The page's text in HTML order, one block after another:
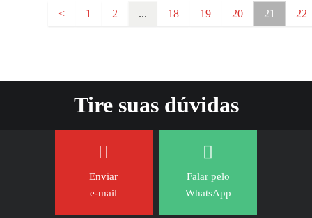
< 1 2 ... 18 19 20 21 22
Tire suas dúvidas
Enviar
e-mail
Falar pelo
WhatsApp